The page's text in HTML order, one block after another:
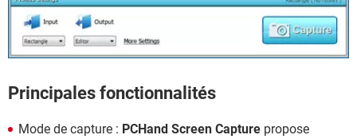
Principales fonctionnalités
Mode de capture : PCHand Screen Capture propose